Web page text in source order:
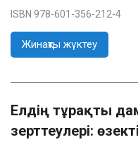
ISBN 978-601-356-212-4
Жинақты жүктеу
Елдің тұрақты
зерттеулері: